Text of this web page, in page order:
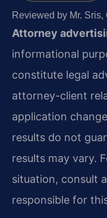
Reviewed by Mr.
Attorney
informational
constitute legal
attorney-client
application
results do not
results may vary.
situation, consult
responsible for